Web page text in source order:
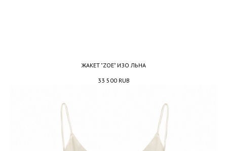
ЖАКЕТ "ZOE" ИЗО ЛЬНА
33 500 RUB